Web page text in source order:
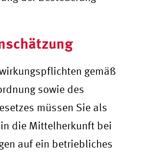
gemäß
sowie des
müssen Sie als
die Mittelherkunft bei
auf ein betriebliches